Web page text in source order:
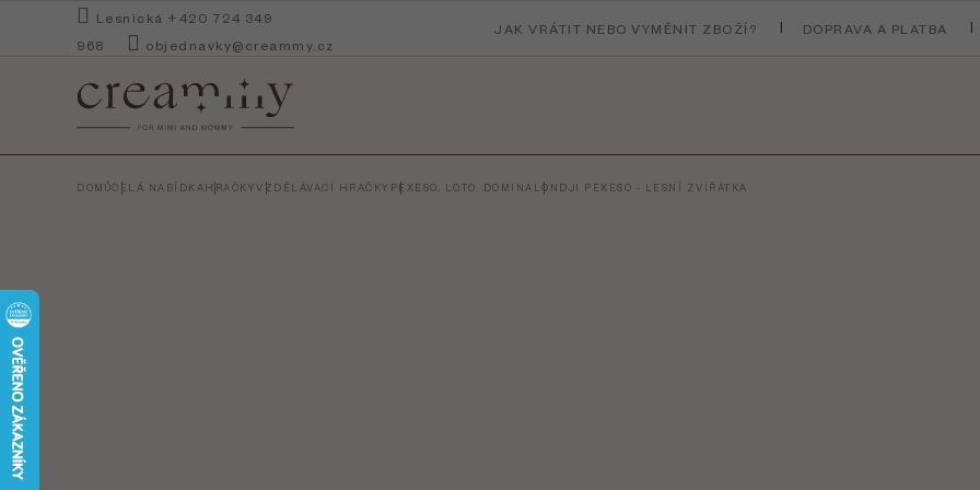
Lesnická +420 724 349
968
objednavky@creammy.cz
JAK VRÁTIT NEBO VYMĚNIT ZBOŽÍ? DOPRAVA A PLATBA
DOMŮCELÁ NABÍDKAHRAČKYVZDĚLÁVACÍ HRAČKY PEXESO, LOTO, DOMINA LONDJI PEXESO - LESNÍ ZVÍŘÁTKA